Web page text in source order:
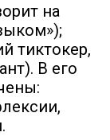
на
тиктокер,
В его